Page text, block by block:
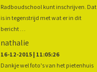
Radboudschool kunt inschrijven. Dat
is in tegenstrijd met wat er in dit
bericht …
nathalie
16-12-2015 | 11:05:26
Dankje wel foto's van het pietenhuis